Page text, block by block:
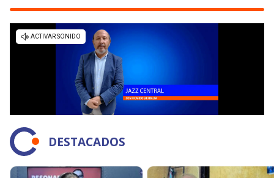
DESTACADOS